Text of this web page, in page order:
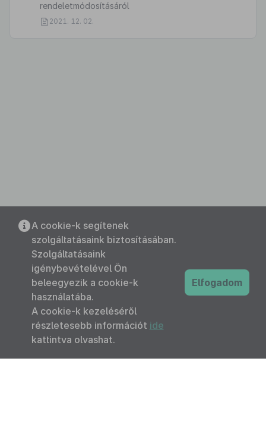
rendeletmódosításáról
2021. 12. 02.
A cookie-k segítenek
szolgáltatásaink biztosításában.
Szolgáltatásaink
igénybevételével Ön
beleegyezik a cookie-k
használatába.
A cookie-k kezeléséről
részletesebb információt ide
kattintva olvashat.
Elfogadom